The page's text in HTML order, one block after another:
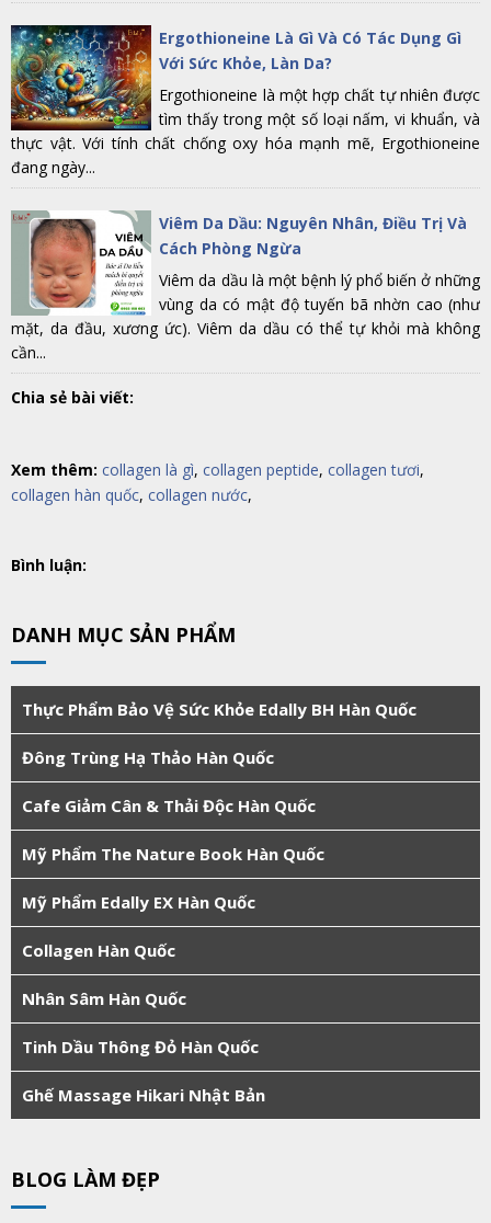
Ergothioneine Là Gì Và Có Tác Dụng Gì
Với Sức Khỏe, Làn Da?
Ergothioneine là một hợp chất tự nhiên được
tìm thấy trong một số loại nấm, vi khuẩn, và
thực vật. Với tính chất chống oxy hóa mạnh mẽ, Ergothioneine
đang ngày...
Viêm Da Dầu: Nguyên Nhân, Điều Trị Và
Cách Phòng Ngừa
Viêm da dầu là một bệnh lý phổ biến ở những
vùng da có mật độ tuyến bã nhờn cao (như
mặt, da đầu, xương ức). Viêm da dầu có thể tự khỏi mà không
cần...
Chia sẻ bài viết:
Xem thêm: collagen là gì, collagen peptide, collagen tươi,
collagen hàn quốc, collagen nước,
Bình luận:
DANH MỤC SẢN PHẨM
Thực Phẩm Bảo Vệ Sức Khỏe Edally BH Hàn Quốc
Đông Trùng Hạ Thảo Hàn Quốc
Cafe Giảm Cân & Thải Độc Hàn Quốc
Mỹ Phẩm The Nature Book Hàn Quốc
Mỹ Phẩm Edally EX Hàn Quốc
Collagen Hàn Quốc
Nhân Sâm Hàn Quốc
Tinh Dầu Thông Đỏ Hàn Quốc
Ghế Massage Hikari Nhật Bản
BLOG LÀM ĐẸP